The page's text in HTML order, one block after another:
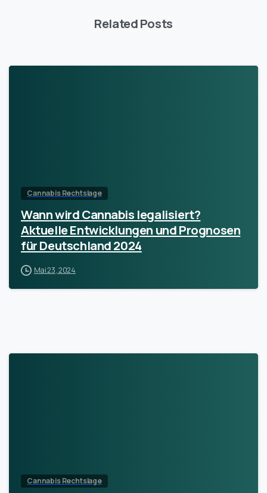
Related Posts
Cannabis Rechtslage
Wann wird Cannabis legalisiert?
Aktuelle Entwicklungen und Prognosen
für Deutschland 2024
Mai 23, 2024
Cannabis Rechtslage